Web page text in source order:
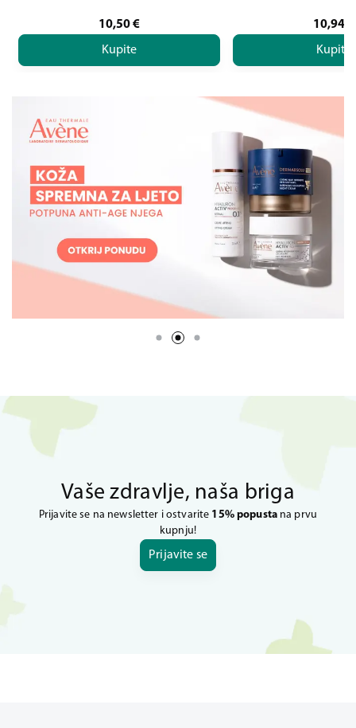
10,50€
Kupite
10,94
Kupite
Vaše zdravlje, naša briga
Prijavite se na newsletter i ostvarite 15% popustana prvu
kupnju!
Prijavite se